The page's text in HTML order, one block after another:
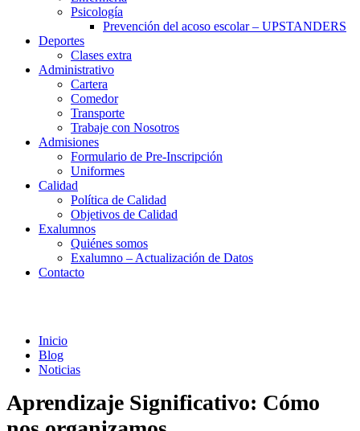
Psicología
Prevención del acoso escolar – UPSTANDERS
Deportes
Clases extra
Administrativo
Cartera
Comedor
Transporte
Trabaje con Nosotros
Admisiones
Formulario de Pre-Inscripción
Uniformes
Calidad
Política de Calidad
Objetivos de Calidad
Exalumnos
Quiénes somos
Exalumno – Actualización de Datos
Contacto
Inicio
Blog
Noticias
Aprendizaje Significativo: Cómo